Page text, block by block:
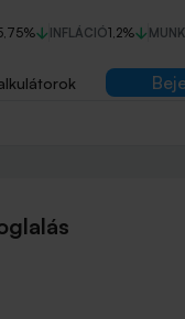
INFLÁCIÓ1,2%